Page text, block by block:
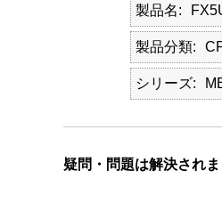
製品名
製品分類
シリーズ
疑問・問題は解決され